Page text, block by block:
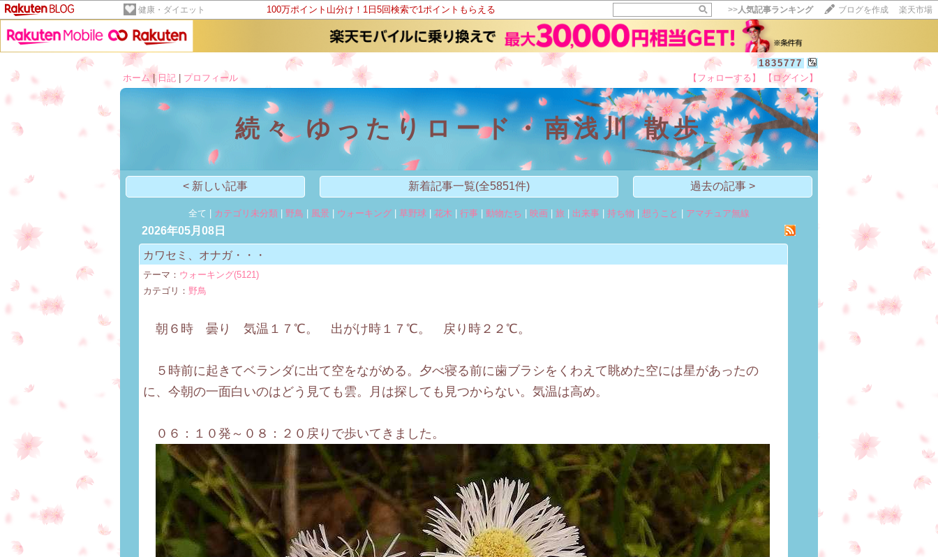
健康・ダイエット 100万ポイント山分け！1日5回検索で1ポイントもらえる >>人気記事ランキング ブログを作成 楽天市場
1835777
ホーム| 日記 プロフィール 【フォローする】 【ログイン】
続々 ゆったりロード・南浅川 散歩
15記事にいいね！で1ポイント
いいね!
< 新しい記事 新着記事一覧(全5851件) 過去の記事 >
全て | カテゴリ未分類 野鳥 風景 ウォーキング 草野球 花木 行事 動物たち 映画 旅 出来事 持ち物 想うこと アマチュア無線
2026年05月08日
カワセミ、オナガ・・・
テーマ： ウォーキング(5121)
カテゴリ： 野鳥
朝６時 曇り 気温１７℃。 出がけ時１７℃。 戻り時２２℃。
５時前に起きてベランダに出て空をながめる。夕べ寝る前に歯ブラシをくわえて眺めた空には星があったの
に、今朝の一面白いのはどう見ても雲。月は探しても見つからない。気温は高め。
０６：１０発～０８：２０戻りで歩いてきました。